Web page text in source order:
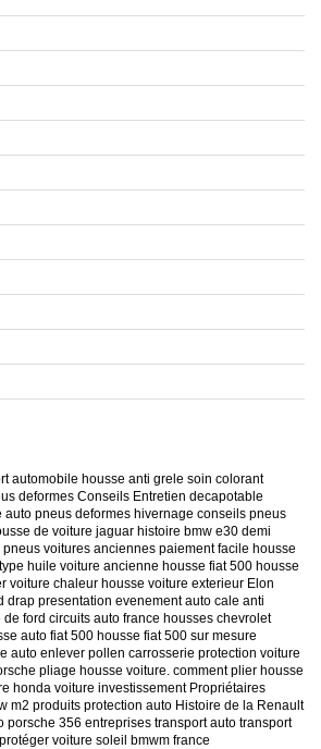
automobile housse anti grele soin colorant
deformes Conseils Entretien decapotable
auto pneus deformes hivernage conseils pneus
de voiture jaguar histoire bmw e30 demi
pneus voitures anciennes paiement facile housse
type huile voiture ancienne housse fiat 500 housse
voiture chaleur housse voiture exterieur Elon
drap presentation evenement auto cale anti
de ford circuits auto france housses chevrolet
auto fiat 500 housse fiat 500 sur mesure
auto enlever pollen carrosserie protection voiture
pliage housse voiture. comment plier housse
honda voiture investissement Propriétaires
m2 produits protection auto Histoire de la Renault
porsche 356 entreprises transport auto transport
voiture soleil bmwm france